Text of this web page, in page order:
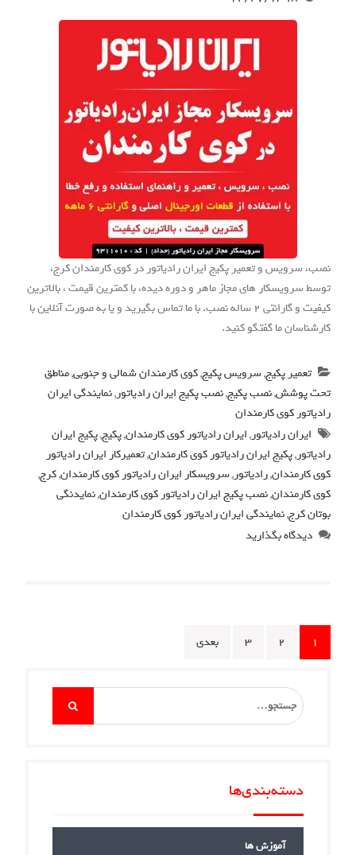
نصب، سرویس و تعمیر پکیج ایران رادیاتور در کوی کارمندان کرج،
توسط سرویسکار های مجاز ماهر و دوره دیده، با کمترین قیمت ، بالاترین
کیفیت و گارانتی 2 ساله نصب. با ما تماس بگیرید و یا به صورت آنلاین با
کارشناسان ما گفتگو کنید.
تعمیر پکیج,سرویس پکیج,کوی کارمندان شمالی و جنوبی,مناطق
تحت پوشش,نصب پکیج,نصب پکیج ایران رادیاتور,نمایندگی ایران
رادیاتور کوی کارمندان
ایران رادیاتور,ایران رادیاتور کوی کارمندان,پکیج,پکیج ایران
رادیاتور,پکیج ایران رادیاتور کوی کارمندان,تعمیرکار ایران رادیاتور
کوی کارمندان,رادیاتور,سرویسکار ایران رادیاتور کوی کارمندان,کرج,
کوی کارمندان,نصب پکیج ایران رادیاتور کوی کارمندان,نمایدنگی
بوتان کرج,نمایندگی ایران رادیاتور کوی کارمندان
دیدگاه بگذارید
Posts
pagination
۱ ۲ ۳ بعدی
Search
for:
دسته‌بندی‌ها
آموزش ها